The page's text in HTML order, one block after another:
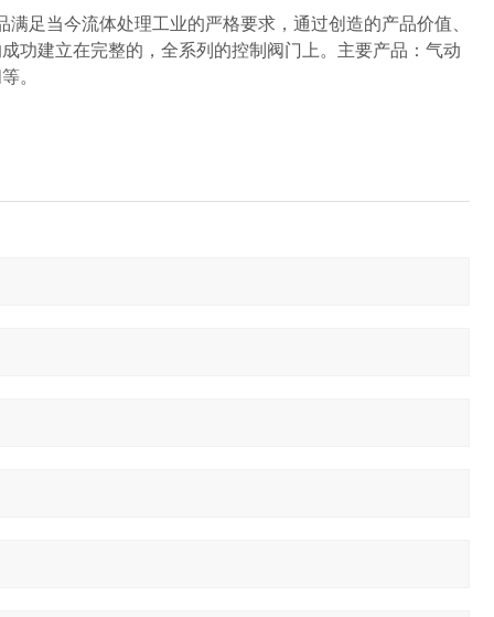
当今流体处理工业的严格要求，通过创造的产品价值、
功建立在完整的，全系列的控制阀门上。主要产品：气动
。